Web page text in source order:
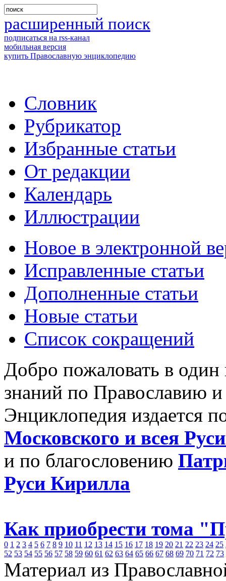
расширенный поиск
подписаться на rss-канал
мобильная версия
купить Православную энциклопедию
Словник
Рубрикатор
Избранные статьи
От редакции
Календарь
Иллюстрации
Новое в электронной
Исправленные статьи
Дополненные статьи
Новые статьи
Список сокращений
Добро пожаловать в
знаний по Православию
Энциклопедия издается
Московского и всея
и по благословению
Руси Кирилла
Как приобрести тома
0 1 2 3 4 5 6 7 8 9 10 11 12 13 14 15 16 17 18 19 20 21 22 23 24 25
52 53 54 55 56 57 58 59 60 61 62 63 64 65 66 67 68 69 70 71 72 73
Материал из